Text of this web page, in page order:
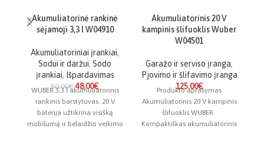
Akumuliatorinė rankinė
sėjamoji 3,3 l W04910
Akumuliatoriniai įrankiai,
Sodui ir daržui, Sodo
įrankiai, Išpardavimas
50.00€ 48.00€
WUBER 3,3 l akumuliatorinis
rankinis barstytuvas. 20 V
baterija užtikrina visišką
mobilumą ir belaidžio veikimo
Akumuliatorinis 20 V
kampinis šlifuoklis Wuber
W04501
Garažo ir serviso įranga,
Pjovimo ir šlifavimo įranga
125.00€
Produkto aprašymas
Akumuliatorinis 20 V kampinis
šlifuoklis WUBER
Kompaktiškas akumuliatorinis